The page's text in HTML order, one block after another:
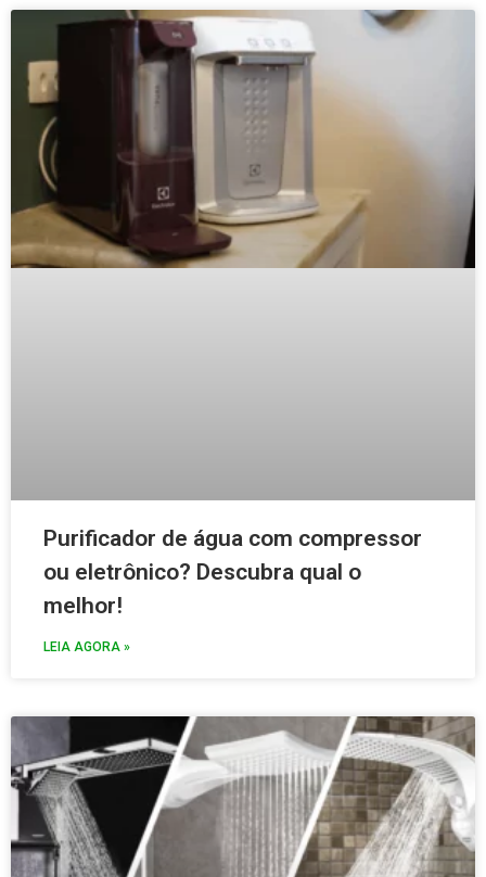
Purificador de água com compressor
ou eletrônico? Descubra qual o
melhor!
LEIA AGORA »